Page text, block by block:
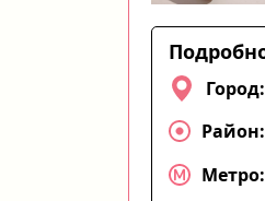
Город:
Район:
Метро: